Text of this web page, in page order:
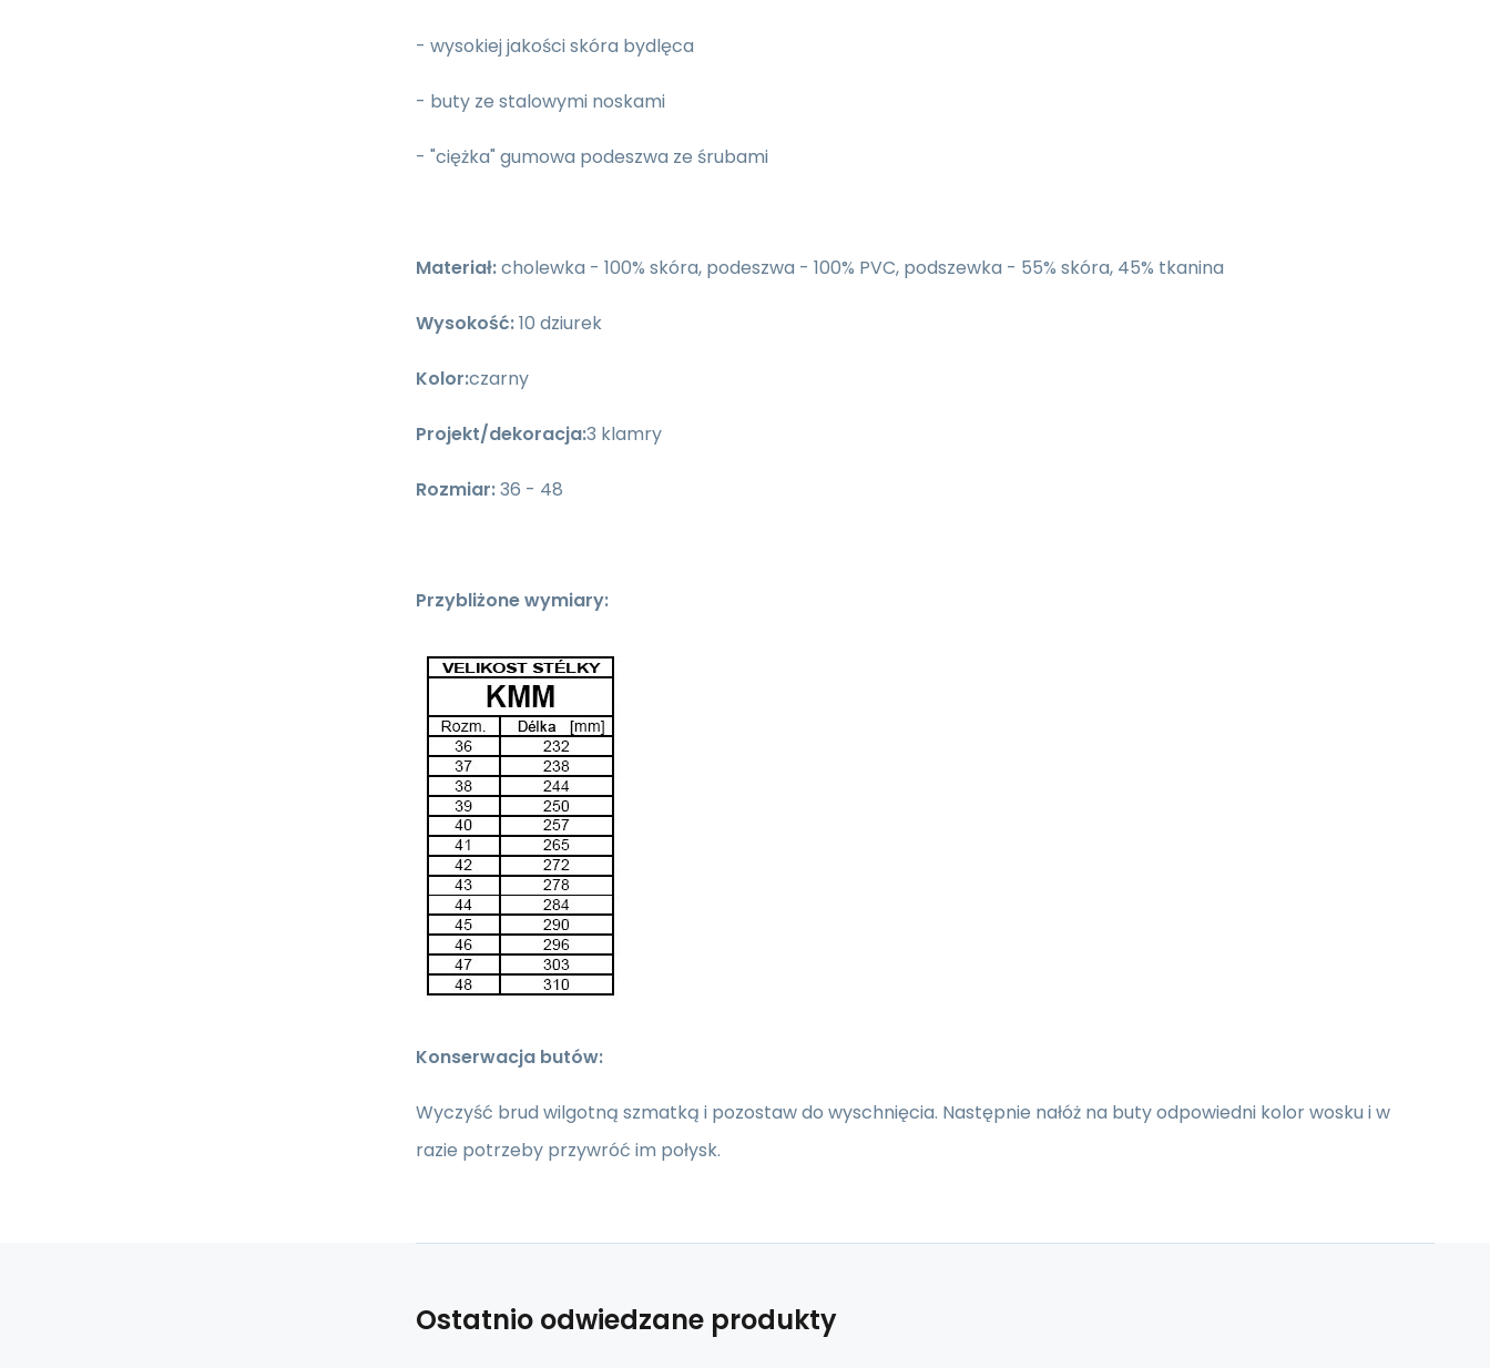
- wysokiej jakości skóra bydlęca
- buty ze stalowymi noskami
- "ciężka" gumowa podeszwa ze śrubami
Materiał:cholewka - 100% skóra, podeszwa - 100% PVC, podszewka - 55% skóra, 45% tkanina
Wysokość:10 dziurek
Kolor:czarny
Projekt/dekoracja:3 klamry
Rozmiar:36 - 48
Przybliżone wymiary:
Konserwacja butów:
Wyczyść brud wilgotną szmatką i pozostaw do wyschnięcia. Następnie nałóż na buty odpowiedni kolor wosku i w
razie potrzeby przywróć im połysk.
Ostatnio odwiedzane produkty